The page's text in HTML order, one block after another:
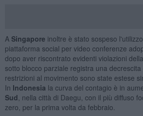
ASingapore inoltre è stato sospeso
piattaforma social per video conferenze
dopo aver riscontrato evidenti violazioni
sotto blocco parziale registra una
restrizioni al movimento sono state estese
In Indonesia la curva del contagio è in
Sud , nella città di Daegu, con il più diffuso
zero, per la prima volta da febbraio.